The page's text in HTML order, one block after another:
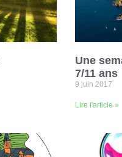
Une
7/11 ans
9 juin 2017
Lire l'article »